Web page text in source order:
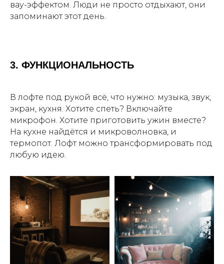
вау-эффектом. Люди не просто отдыхают, они
запоминают этот день.
3. ФУНКЦИОНАЛЬНОСТЬ
В лофте под рукой всё, что нужно: музыка, звук,
экран, кухня. Хотите спеть? Включайте
микрофон. Хотите приготовить ужин вместе?
На кухне найдётся и микроволновка, и
термопот. Лофт можно трансформировать под
любую идею.